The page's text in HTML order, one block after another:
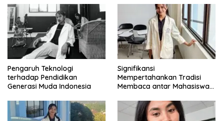
Pengaruh Teknologi
terhadap Pendidikan
Generasi Muda Indonesia
Signifikansi
Mempertahankan Tradisi
Membaca antar Mahasiswa